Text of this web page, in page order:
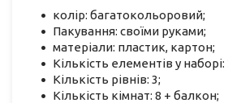
колір: багатокольоровий;
Пакування: своїми руками;
матеріали: пластик, картон;
Кількість елементів у
Кількість рівнів: 3;
Кількість кімнат: 8 + балкон;